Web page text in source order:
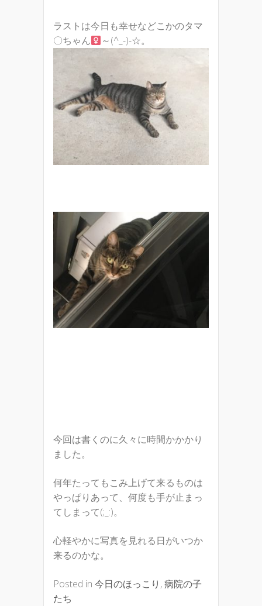
ラストは今日も幸せなどこかのタマ
〇ちゃん
～(^_-)-☆。
今回は書くのに久々に時間かかかり
ました。
何年たってもこみ上げて来るものは
やっぱりあって、何度も手が止まっ
てしまって(;_:)。
心軽やかに写真を見れる日がいつか
来るのかな。
Posted in 今日のほっこり ,病院の子
たち